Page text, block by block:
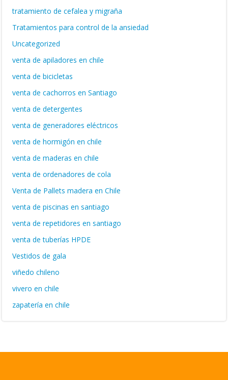
tratamiento de cefalea y migraña
Tratamientos para control de la ansiedad
Uncategorized
venta de apiladores en chile
venta de bicicletas
venta de cachorros en Santiago
venta de detergentes
venta de generadores eléctricos
venta de hormigón en chile
venta de maderas en chile
venta de ordenadores de cola
Venta de Pallets madera en Chile
venta de piscinas en santiago
venta de repetidores en santiago
venta de tuberías HPDE
Vestidos de gala
viñedo chileno
vivero en chile
zapatería en chile